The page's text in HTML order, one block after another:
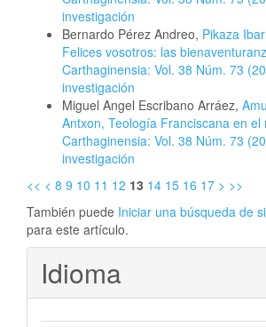
investigación
Bernardo Pérez Andreo, Pikaza
Felices vosotros: las
Carthaginensia: Vol. 38 Núm. 73
investigación
Miguel Angel Escribano Arráez,
Antxon, Teología Franciscana en el
Carthaginensia: Vol. 38 Núm. 73
investigación
<< < 8 9 10 11 12 13 14 15 16 17 > >>
También puede Iniciar una búsqueda de
para este artículo.
Idioma